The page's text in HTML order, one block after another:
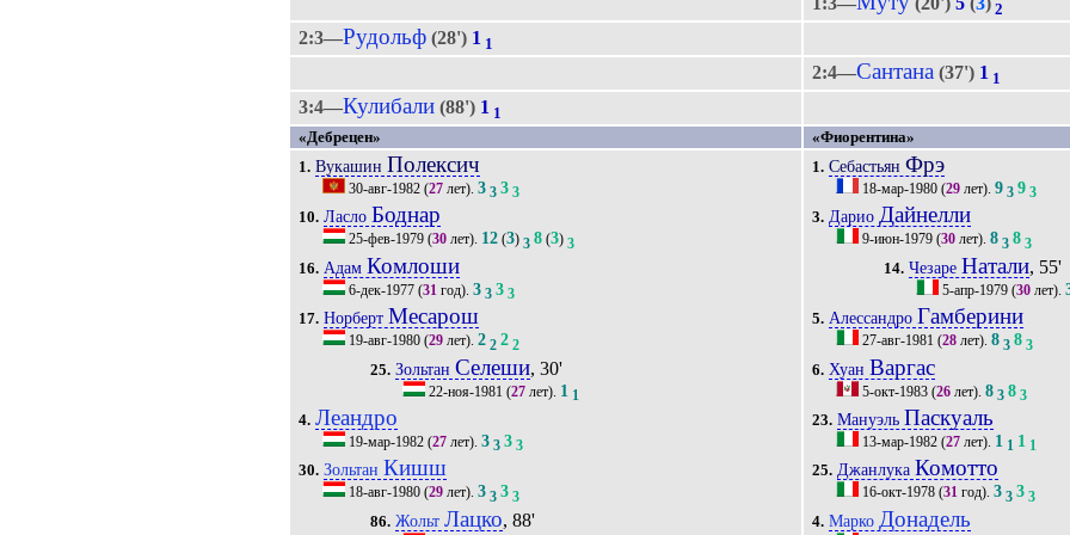
2
2:3—Рудольф (28') 1 1
2:4—Сантана (37') 1 1
3:4—Кулибали (88') 1 1
«Дебрецен»
«Фиорентина»
1. Вукашин Полексич
30-авг-1982 (27 лет).3 3 3 3
10. ЛаслоБоднар
25-фев-1979 (30 лет). 12 (3) 3 8 (3) 3
16. Адам Комлоши
6-дек-1977 (31 год).3 3 3 3
17. Норберт Месарош
19-авг-1980 (29 лет).2 2 2 2
25. ЗольтанСелеши, 30'
22-ноя-1981 (27лет). 1 1
4. Леандро
19-мар-1982 (27 лет).3 3 3 3
30. ЗольтанКишш
18-авг-1980 (29 лет).3 3 3 3
86. ЖольтЛацко, 88'
1. СебастьянФрэ
18-мар-1980 (29 лет).9 3 9 3
3. ДариоДайнелли
9-июн-1979 (30 лет).8 3 8 3
14. Чезаре Натали, 55'
5-апр-1979(30лет).
5. Алессандро Гамберини
27-авг-1981 (28 лет).8 3 8 3
6. Хуан Варгас
5-окт-1983 (26 лет).8 3 8 3
23. Мануэль Паскуаль
13-мар-1982 (27 лет). 1 1 1 1
25. ДжанлукаКомотто
16-окт-1978 (31 год).3 3 3 3
4. Марко Донадель